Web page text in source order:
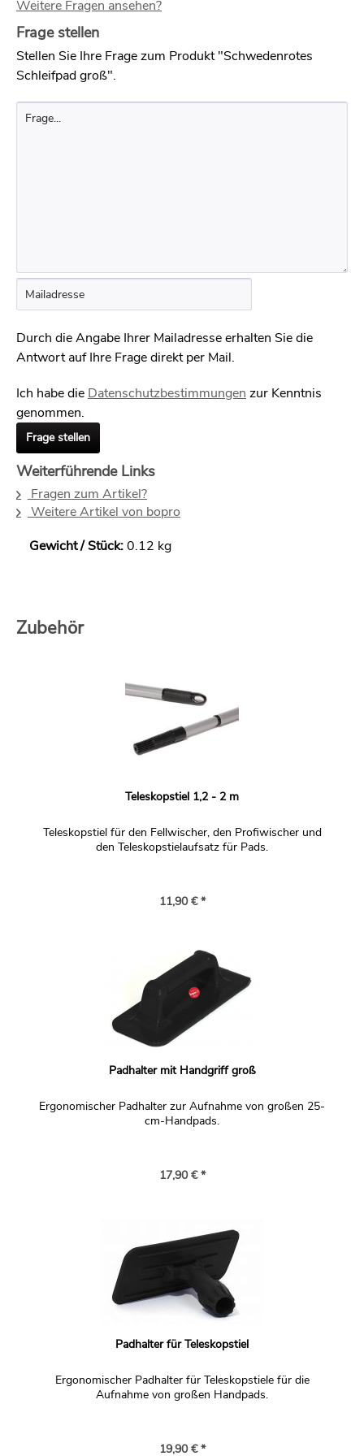
Weitere Fragen ansehen?
Frage stellen
Stellen Sie Ihre Frage zum Produkt "Schwedenrotes
Schleifpad groß".
Durch die Angabe Ihrer Mailadresse erhalten Sie die
Antwort auf Ihre Frage direkt per Mail.
Ich habe die Datenschutzbestimmungen zur Kenntnis
genommen.
Frage stellen
Weiterführende Links
Fragen zum Artikel?
Weitere Artikel von bopro
Gewicht / Stück:0.12 kg
Zubehör
Teleskopstiel 1,2 - 2 m
Teleskopstiel für den Fellwischer, den Profiwischer und
den Teleskopstielaufsatz für Pads.
11,90 € *
Padhalter mit Handgriff groß
Ergonomischer Padhalter zur Aufnahme von großen 25-
cm-Handpads.
17,90 € *
Padhalter für Teleskopstiel
Ergonomischer Padhalter für Teleskopstiele für die
Aufnahme von großen Handpads.
19,90 € *